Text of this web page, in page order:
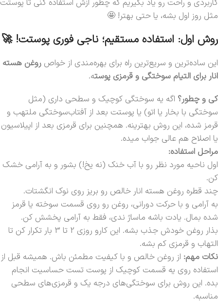
کاربردی و راحت رو یاد بگیریم که چطور ازش استفاده کنی تا پوستت
مثل روز اول بشه، یا حتی بهتر! 🤩
روش اول: استفاده مستقیم؛ ناجی فوری پوستت! 🚀
این ساده‌ترین و سریع‌ترین راه برای بهره‌مندی از خواص روغن هسته
انار برای التیام سوختگی‌ و قرمزی‌ پوسته.
کی و چطور؟ اگه یه سوختگی کوچیک و سطحی داری (مثل
سوختگی با بخار یا اتو) یا پوستت بعد از آفتاب‌سوختگی ملتهب و
قرمز شده، این روش بهترینه. همچنین برای قرمزی بعد از اپیلاسیون
یا اصلاح هم عالی جواب میده.
مراحل استفاده:
اول ناحیه مورد نظر رو با آب خنک (نه یخ!) بشور و به آرامی خشک
کن.
چند قطره روغن هسته انار خالص رو بریز روی نوک انگشتات.
به آرامی و با حرکت دورانی، روغن رو روی قسمت سوخته یا قرمز
شده بمال. یادت باشه ماساژ ندی، فقط به آرامی پخشش کن.
بذار روغن خودش جذب بشه. این کارو روزی 2 تا 3 بار تکرار کن تا
التهاب و قرمزی کم بشه.
نکات مهم: از روغن خالص و با کیفیت مطمئن باش. همیشه قبل از
استفاده روی یه قسمت کوچیک از پوست تست حساسیت انجام
بده. این روش برای سوختگی‌های درجه یک و قرمزی‌های سطحی
مناسبه.